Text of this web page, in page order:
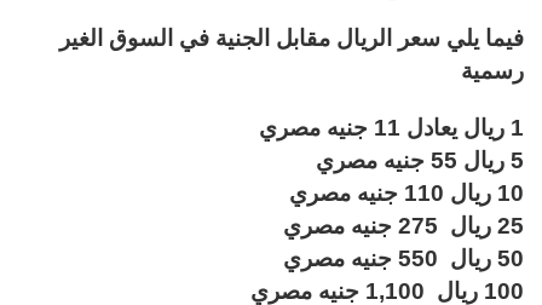
فيما يلي سعر الريال مقابل الجنية في السوق الغير
رسمية
1 ريال يعادل 11 جنيه مصري
5 ريال 55 جنيه مصري
10 ريال 110 جنيه مصري
25 ريال 275 جنيه مصري
50 ريال 550 جنيه مصري
100 ريال 1,100 جنيه مصري